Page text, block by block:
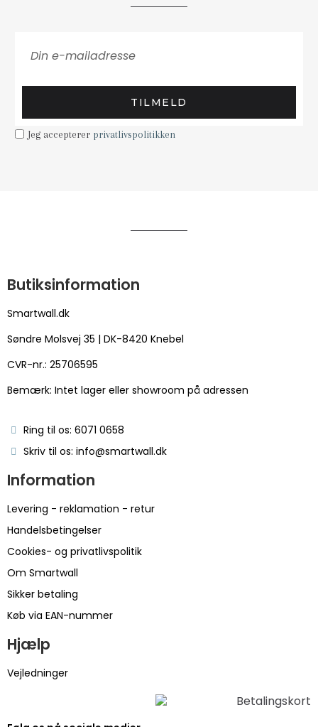
TILMELD
Jeg accepterer privatlivspolitikken
Butiksinformation
Smartwall.dk
Søndre Molsvej 35 | DK-8420 Knebel
CVR-nr.: 25706595
Bemærk: Intet lager eller showroom på adressen
Ring til os: 6071 0658
Skriv til os: info@smartwall.dk
Information
Levering - reklamation - retur
Handelsbetingelser
Cookies- og privatlivspolitik
Om Smartwall
Sikker betaling
Køb via EAN-nummer
Hjælp
Vejledninger